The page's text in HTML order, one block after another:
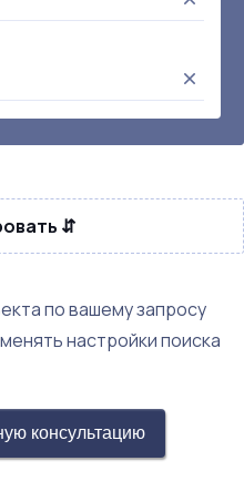
до:
⇵
по вашему запросу
настройки поиска
консультацию